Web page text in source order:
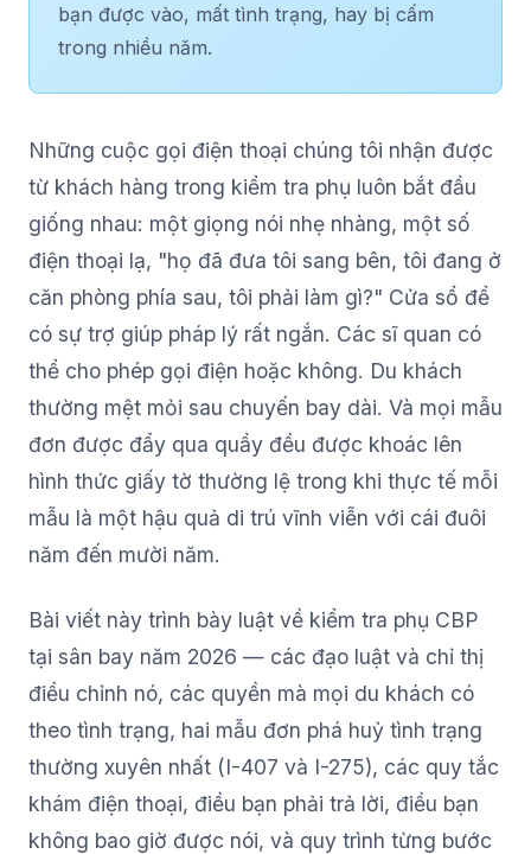
bạn được vào, mất tình trạng, hay bị cấm
trong nhiều năm.
Những cuộc gọi điện thoại chúng tôi nhận được
từ khách hàng trong kiểm tra phụ luôn bắt đầu
giống nhau: một giọng nói nhẹ nhàng, một số
điện thoại lạ, "họ đã đưa tôi sang bên, tôi đang ở
căn phòng phía sau, tôi phải làm gì?" Cửa sổ để
có sự trợ giúp pháp lý rất ngắn. Các sĩ quan có
thể cho phép gọi điện hoặc không. Du khách
thường mệt mỏi sau chuyến bay dài. Và mọi mẫu
đơn được đẩy qua quầy đều được khoác lên
hình thức giấy tờ thường lệ trong khi thực tế mỗi
mẫu là một hậu quả di trú vĩnh viễn với cái đuôi
năm đến mười năm.
Bài viết này trình bày luật về kiểm tra phụ CBP
tại sân bay năm 2026 — các đạo luật và chỉ thị
điều chỉnh nó, các quyền mà mọi du khách có
theo tình trạng, hai mẫu đơn phá huỷ tình trạng
thường xuyên nhất (I-407 và I-275), các quy tắc
khám điện thoại, điều bạn phải trả lời, điều bạn
không bao giờ được nói, và quy trình từng bước